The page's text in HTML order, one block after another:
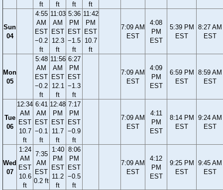
ft
ft
ft
ft
Sun
04
4:55
AM
EST
−0.2
ft
11:03
AM
EST
12.3
ft
5:36
PM
EST
−1.5
ft
11:42
PM
EST
10.7
ft
7:09 AM
EST
4:08
PM
EST
5:39 PM
EST
8:27 AM
EST
Mon
05
5:48
AM
EST
−0.2
ft
11:56
AM
EST
12.1
ft
6:27
PM
EST
−1.3
ft
7:09 AM
EST
4:09
PM
EST
6:59 PM
EST
8:59 AM
EST
Tue
06
12:34
AM
EST
10.7
ft
6:41
AM
EST
−0.1
ft
12:48
PM
EST
11.7
ft
7:17
PM
EST
−0.9
ft
7:09 AM
EST
4:11
PM
EST
8:14 PM
EST
9:24 AM
EST
Wed
07
1:24
AM
EST
10.6
ft
7:35
AM
EST
0.2 ft
1:40
PM
EST
11.2
ft
8:06
PM
EST
−0.5
ft
7:09 AM
EST
4:12
PM
EST
9:25 PM
EST
9:45 AM
EST